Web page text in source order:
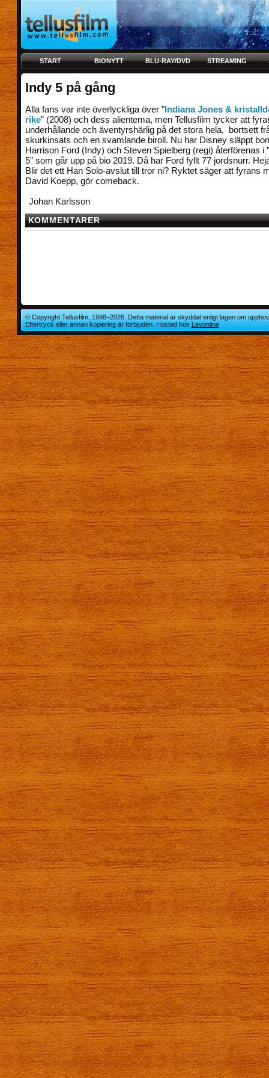
START BIONYTT BLU-RAY/DVD STREAMING
Indy 5 på gång
Alla fans var inte överlyckliga över ”Indiana Jones &
rike” (2008) och dess alientema, men Tellusfilm tycker att
underhållande och äventyrshärlig på det stora hela, bortsett
skurkinsats och en svamlande biroll. Nu har Disney släppt
Harrison Ford (Indy) och Steven Spielberg (regi) återförenas i
5” som går upp på bio 2019. Då har Ford fyllt 77 jordsnurr.
Blir det ett Han Solo-avslut till tror ni? Ryktet säger att fyrans
David Koepp, gör comeback.
Johan Karlsson
KOMMENTARER
© Copyright Tellusfilm, 1998–2026. Detta material är skyddat enligt lagen om
Eftertryck eller annan kopiering är förbjuden. Hostad hosLevonline